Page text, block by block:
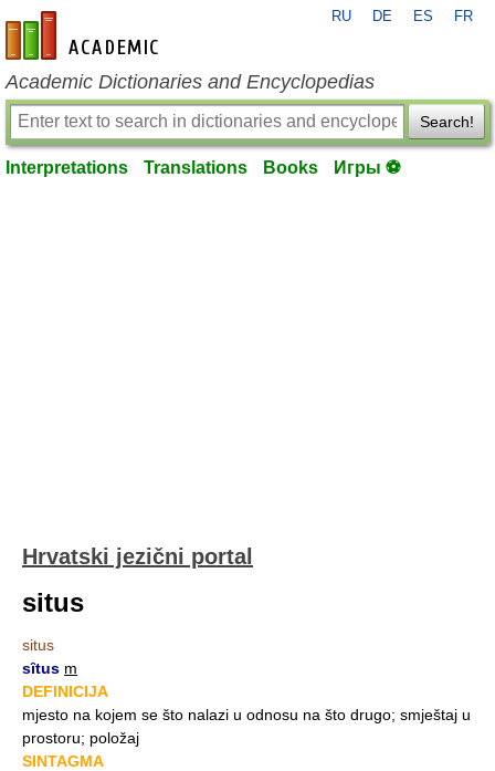
en-academic.com
RU DE ES FR
Academic Dictionaries and Encyclopedias
Search!
Interpretations Translations Books Игры ⚽
Hrvatski jezični portal
situs
situs
sȋtus m
DEFINICIJA
mjesto na kojem se što nalazi u odnosu na što drugo; smještaj u
prostoru; položaj
SINTAGMA